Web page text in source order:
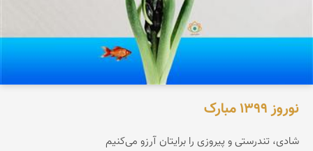
نوروز 1399 مبارک
شادی، تندرستی و پیروزی را برایتان آرزو می‌کنیم